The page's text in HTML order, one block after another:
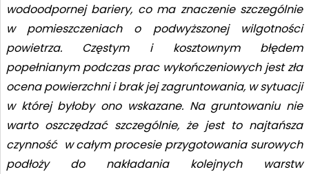
wodoodpornej bariery, co ma znaczenie szczególnie
w pomieszczeniach o podwyższonej wilgotności
powietrza. Częstym i kosztownym błędem
popełnianym podczas prac wykończeniowych jest zła
ocena powierzchni i brak jej zagruntowania, w sytuacji
w której byłoby ono wskazane. Na gruntowaniu nie
warto oszczędzać szczególnie, że jest to najtańsza
czynność w całym procesie przygotowania surowych
podłoży do nakładania kolejnych warstw